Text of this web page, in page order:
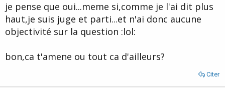
je pense que oui...meme si,comme je l'ai dit plus
haut,je suis juge et parti...et n'ai donc aucune
objectivité sur la question :lol:
bon,ca t'amene ou tout ca d'ailleurs?
Citer